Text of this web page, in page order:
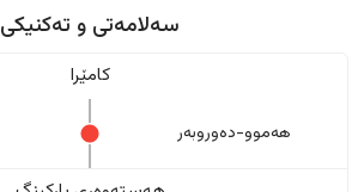
سەلامەتی و تەکنیکی
کامێرا
هەموو-دەوروبەر